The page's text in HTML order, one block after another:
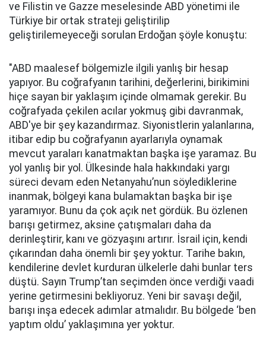
ve Filistin ve Gazze meselesinde ABD yönetimi ile
Türkiye bir ortak strateji geliştirilip
geliştirilemeyeceği sorulan Erdoğan şöyle konuştu:
"ABD maalesef bölgemizle ilgili yanlış bir hesap
yapıyor. Bu coğrafyanın tarihini, değerlerini, birikimini
hiçe sayan bir yaklaşım içinde olmamak gerekir. Bu
coğrafyada çekilen acılar yokmuş gibi davranmak,
ABD'ye bir şey kazandırmaz. Siyonistlerin yalanlarına,
itibar edip bu coğrafyanın ayarlarıyla oynamak
mevcut yaraları kanatmaktan başka işe yaramaz. Bu
yol yanlış bir yol. Ülkesinde hala hakkındaki yargı
süreci devam eden Netanyahu’nun söylediklerine
inanmak, bölgeyi kana bulamaktan başka bir işe
yaramıyor. Bunu da çok açık net gördük. Bu özlenen
barışı getirmez, aksine çatışmaları daha da
derinleştirir, kanı ve gözyaşını artırır. İsrail için, kendi
çıkarından daha önemli bir şey yoktur. Tarihe bakın,
kendilerine devlet kurduran ülkelerle dahi bunlar ters
düştü. Sayın Trump’tan seçimden önce verdiği vaadi
yerine getirmesini bekliyoruz. Yeni bir savaşı değil,
barışı inşa edecek adımlar atmalıdır. Bu bölgede ‘ben
yaptım oldu’ yaklaşımına yer yoktur.